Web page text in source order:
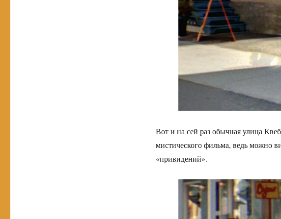
Вот и на сей раз обычная улица
мистического фильма, ведь можно
«привидений».